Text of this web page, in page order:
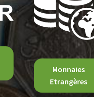
Monnaies
Etrangères